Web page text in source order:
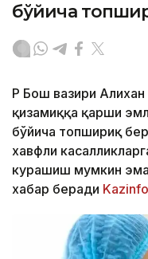
бўйича
ҚР Бош вазири
қизамиққа қарши
бўйича топшириқ
хавфли
курашиш мумкин
хабар беради